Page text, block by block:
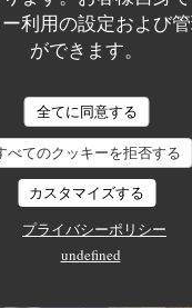
利用の設定および
ができます。
全てに同意する
べてのクッキーを拒否する
カスタマイズする
プライバシーポリシー
undefined